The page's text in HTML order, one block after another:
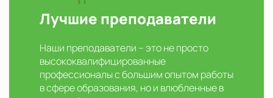
Лучшие преподаватели
Наши преподаватели – это не просто
высококвалифицированные
профессионалы с большим опытом работы
в сфере образования, но и влюбленные в